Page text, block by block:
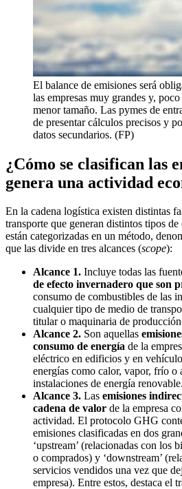
El balance de emisiones será
las empresas muy grandes y,
menor tamaño. Las pymes de
de presentar cálculos precisos y
datos secundarios. (FP)
¿Cómo se clasifican las
genera una actividad
En la cadena logística existen distintas
transporte que generan distintos tipos
están categorizadas en un método,
que las divide en tres alcances (scope):
Alcance 1. Incluye todas las
de efecto invernadero que son
consumo de combustibles de las
cualquier tipo de medio de
titular o maquinaria de
Alcance 2. Son aquellas
consumo de energía de la
eléctrico en edificios y en
energías como calor, vapor, frío
instalaciones de energía renovable.
Alcance 3. Las emisiones
cadena de valor de la empresa
actividad. El protocolo GHG
emisiones clasificadas en dos
‘upstream’ (relacionadas con los
o comprados) y ‘downstream’
servicios vendidos una vez que
empresa). Entre estos, destaca el